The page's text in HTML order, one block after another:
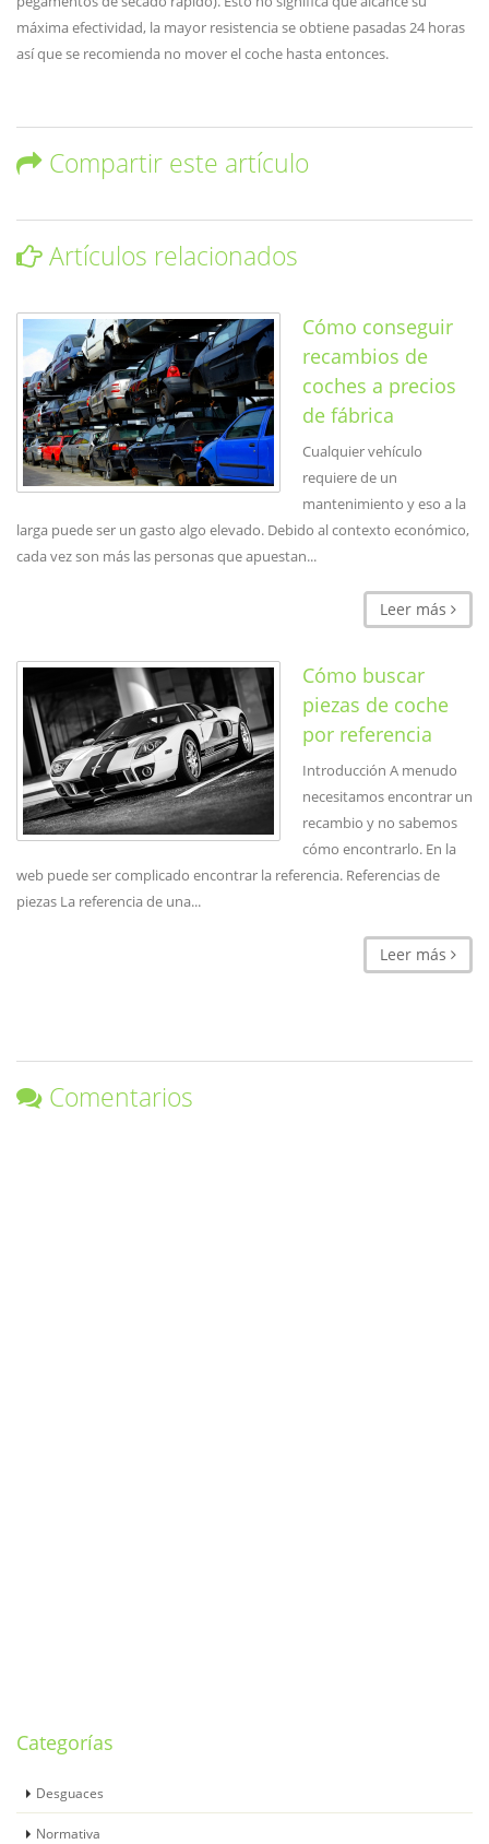
máxima efectividad, la mayor resistencia se obtiene pasadas 24 horas
así que se recomienda no mover el coche hasta entonces.
Compartir este artículo
Artículos relacionados
Cómo conseguir
recambios de
coches a precios
de fábrica
Cualquier vehículo
requiere de un
mantenimiento y eso a la
larga puede ser un gasto algo elevado. Debido al contexto económico,
cada vez son más las personas que apuestan...
Leer más
Cómo buscar
piezas de coche
por referencia
Introducción A menudo
necesitamos encontrar un
recambio y no sabemos
cómo encontrarlo. En la
web puede ser complicado encontrar la referencia. Referencias de
piezas La referencia de una...
Leer más
Comentarios
Categorías
Desguaces
Normativa